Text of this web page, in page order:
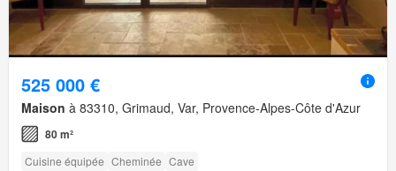
525 000 €
Maison à 83310, Grimaud, Var, Provence-Alpes-Côte d'Azur
80 m²
Cuisine équipée Cheminée Cave